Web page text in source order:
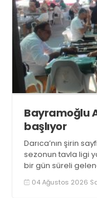
Bayramoğlu
başlıyor
Darıca’nın şirin
sezonun tavla ligi
bir gün süreli
Turnuvasının da
04 Ağustos 2026